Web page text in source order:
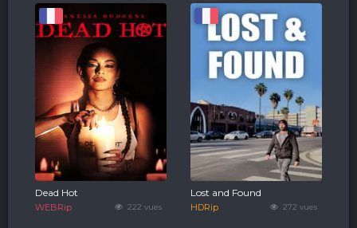
222 vues
Dead Hot
WEBRip 272 vues
Lost and Found
HDRip